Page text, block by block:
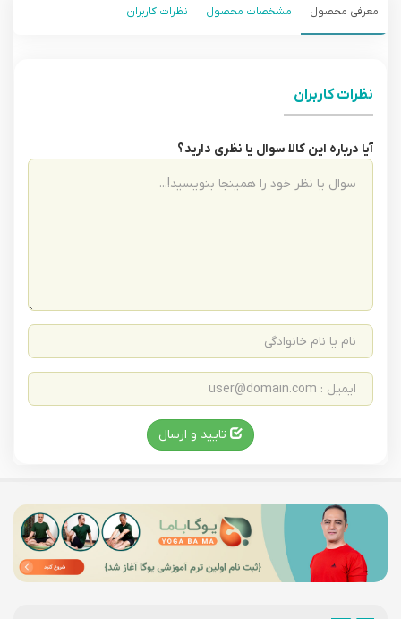
معرفی محصول مشخصات محصول نظرات کاربران
نظرات کاربران
آیا درباره این کالا سوال یا نظری دارید؟